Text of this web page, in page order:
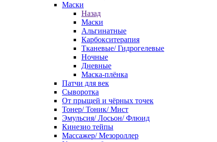
Маски
Назад
Маски
Альгинатные
Карбокситерапия
Тканевые/ Гидрогелевые
Ночные
Дневные
Маска-плёнка
Патчи для век
Сыворотка
От прыщей и чёрных точек
Тонер/ Тоник/ Мист
Эмульсия/ Лосьон/ Флюид
Кинезио тейпы
Массажер/ Мезороллер